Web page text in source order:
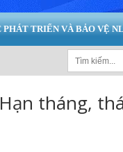
TRIỂN VÀ BẢO VỆ
tháng,